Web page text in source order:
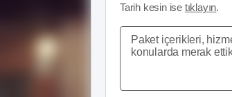
Tarih kesin ise tıklayın.